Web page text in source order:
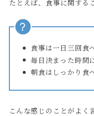
たとえば、食事に関す
食事は一日三回食
毎日決まった時間
朝食はしっかり食
こんな感じのことがよく